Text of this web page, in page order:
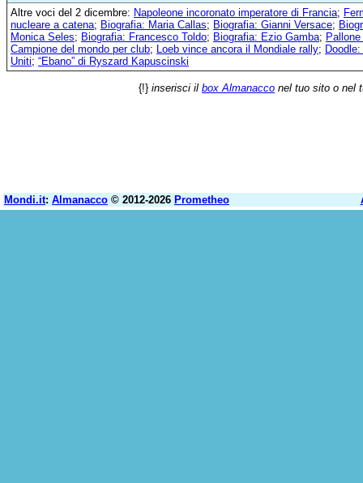
Altre voci del 2 dicembre: Napoleone incoronato imperatore di Francia;
nucleare a catena; Biografia: Maria Callas; Biografia: Gianni Versace;
Monica Seles; Biografia: Francesco Toldo; Biografia: Ezio Gamba;
Campione del mondo per club; Loeb vince ancora il Mondiale rally;
Uniti; “Ebano” di Ryszard Kapuscinski
{!} inserisci il box Almanacco nel tuo sito o nel
Mondi.it: Almanacco © 2012-2026 Prometheo